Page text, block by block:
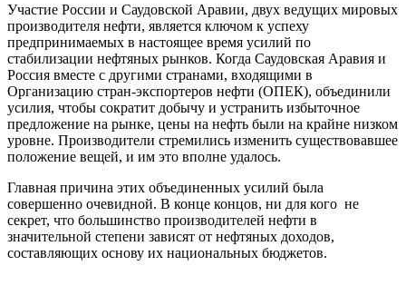
Участие России и Саудовской Аравии, двух ведущих мировых
производителя нефти, является ключом к успеху
предпринимаемых в настоящее время усилий по
стабилизации нефтяных рынков. Когда Саудовская Аравия и
Россия вместе с другими странами, входящими в
Организацию стран-экспортеров нефти (ОПЕК), объединили
усилия, чтобы сократит добычу и устранить избыточное
предложение на рынке, цены на нефть были на крайне низком
уровне. Производители стремились изменить существовавшее
положение вещей, и им это вполне удалось.
Главная причина этих объединенных усилий была
совершенно очевидной. В конце концов, ни для кого не
секрет, что большинство производителей нефти в
значительной степени зависят от нефтяных доходов,
составляющих основу их национальных бюджетов.